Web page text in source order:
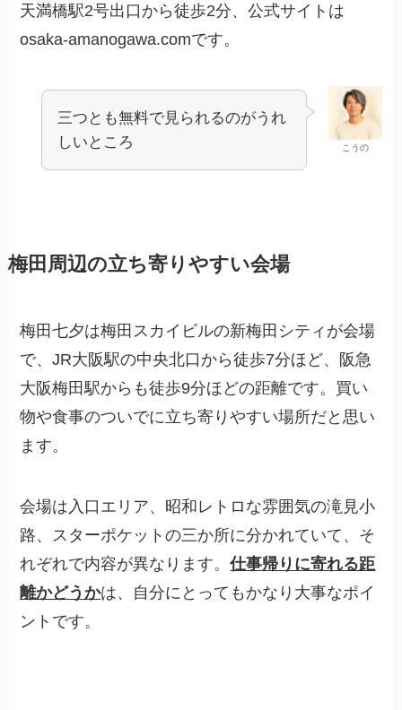
天満橋駅2号出口から徒歩2分、公式サイトは
osaka-amanogawa.comです。
こうの
三つとも無料で見られるのがうれ
しいところ
梅田周辺の立ち寄りやすい会場
梅田七夕は梅田スカイビルの新梅田シティが会場
で、JR大阪駅の中央北口から徒歩7分ほど、阪急
大阪梅田駅からも徒歩9分ほどの距離です。買い
物や食事のついでに立ち寄りやすい場所だと思い
ます。
会場は入口エリア、昭和レトロな雰囲気の滝見小
路、スターポケットの三か所に分かれていて、そ
れぞれで内容が異なります。仕事帰りに寄れる距
離かどうかは、自分にとってもかなり大事なポイ
ントです。